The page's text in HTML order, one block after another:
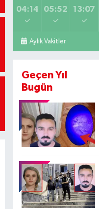
04:14 05:52 13:07
Aylık Vakitler
Geçen Yıl
Bugün